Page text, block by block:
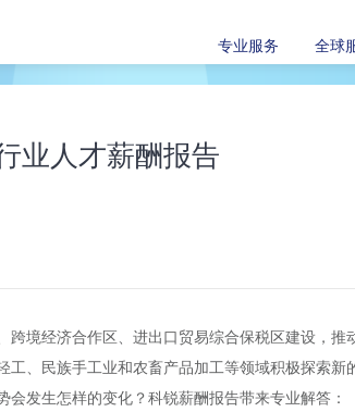
专业服务
全球
业人才薪酬报告
境经济合作区、进出口贸易综合保税区建设，
、民族手工业和农畜产品加工等领域积极探索
发生怎样的变化？科锐薪酬报告带来专业解答：